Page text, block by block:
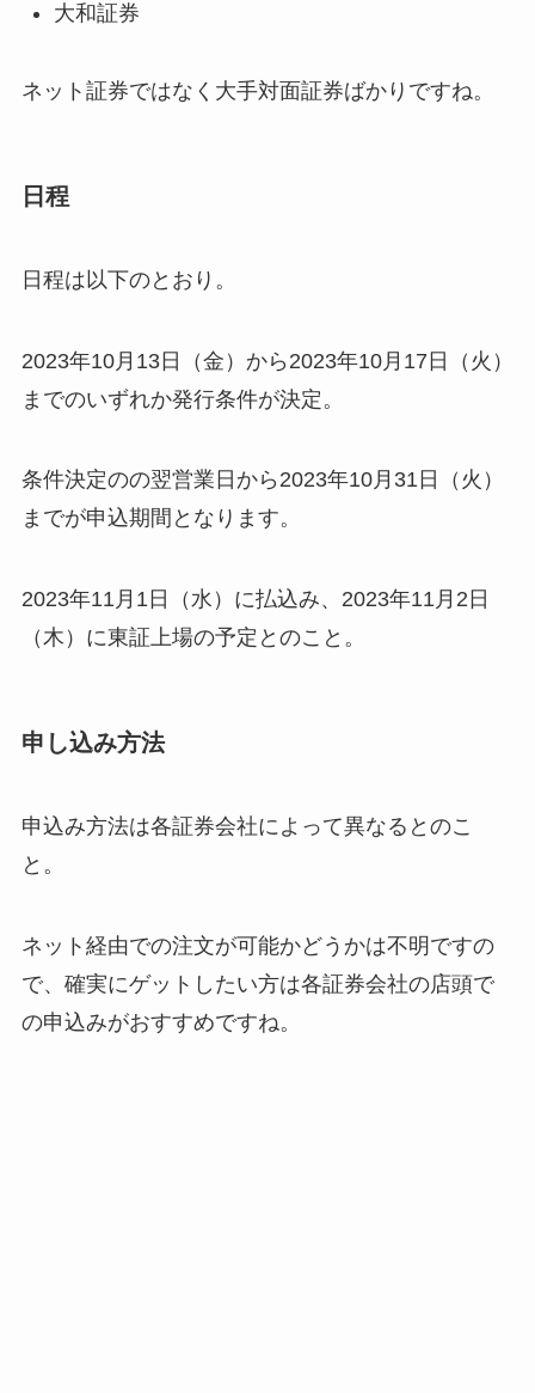
大和証券
ネット証券ではなく大手対面証券ばかりですね。
日程
日程は以下のとおり。
2023年10月13日（金）から2023年10月17日（火）
までのいずれか発行条件が決定。
条件決定のの翌営業日から2023年10月31日（火）
までが申込期間となります。
2023年11月1日（水）に払込み、2023年11月2日
（木）に東証上場の予定とのこと。
申し込み方法
申込み方法は各証券会社によって異なるとのこ
と。
ネット経由での注文が可能かどうかは不明ですの
で、確実にゲットしたい方は各証券会社の店頭で
の申込みがおすすめですね。